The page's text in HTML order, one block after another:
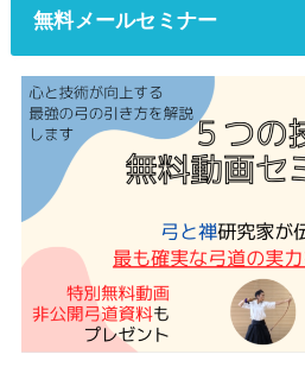
無料メールセミナー